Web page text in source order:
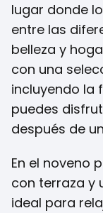
lugar donde
entre las
belleza y
con una
incluyendo la
puedes
después de
En el noveno
con terraza y
ideal para